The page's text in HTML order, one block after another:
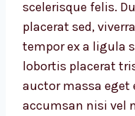
scelerisque felis.
placerat sed,
tempor ex a ligula
lobortis placerat
auctor massa eget
accumsan nisi vel